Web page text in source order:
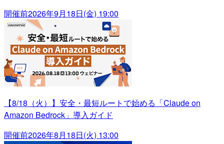
開催前2026年9月18日(金) 19:00
【8/18（火）】安全・最短ルートで始める「Claude on
Amazon Bedrock」導入ガイド
開催前2026年8月18日(火) 13:00